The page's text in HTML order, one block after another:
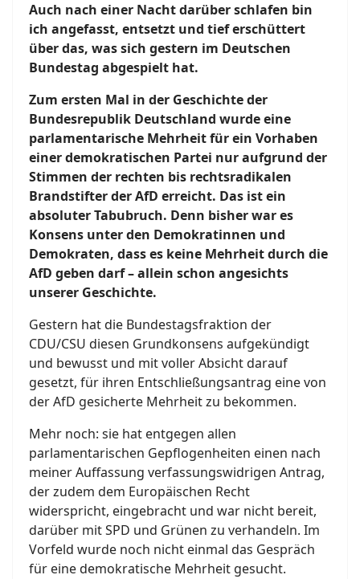
Auch nach einer Nacht darüber schlafen bin
ich angefasst, entsetzt und tief erschüttert
über das, was sich gestern im Deutschen
Bundestag abgespielt hat.
Zum ersten Mal in der Geschichte der
Bundesrepublik Deutschland wurde eine
parlamentarische Mehrheit für ein Vorhaben
einer demokratischen Partei nur aufgrund der
Stimmen der rechten bis rechtsradikalen
Brandstifter der AfD erreicht. Das ist ein
absoluter Tabubruch. Denn bisher war es
Konsens unter den Demokratinnen und
Demokraten, dass es keine Mehrheit durch die
AfD geben darf – allein schon angesichts
unserer Geschichte.
Gestern hat die Bundestagsfraktion der
CDU/CSU diesen Grundkonsens aufgekündigt
und bewusst und mit voller Absicht darauf
gesetzt, für ihren Entschließungsantrag eine von
der AfD gesicherte Mehrheit zu bekommen.
Mehr noch: sie hat entgegen allen
parlamentarischen Gepflogenheiten einen nach
meiner Auffassung verfassungswidrigen Antrag,
der zudem dem Europäischen Recht
widerspricht, eingebracht und war nicht bereit,
darüber mit SPD und Grünen zu verhandeln. Im
Vorfeld wurde noch nicht einmal das Gespräch
für eine demokratische Mehrheit gesucht.